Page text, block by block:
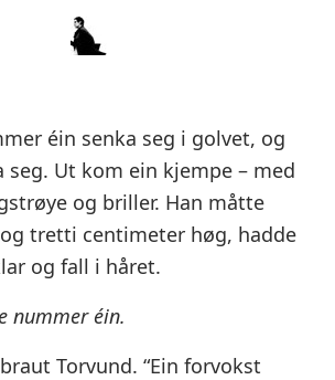
éin senka seg i golvet, og
seg. Ut kom ein kjempe – med
og briller. Han måtte
tretti centimeter høg, hadde
og fall i håret.
nummer éin.
Torvund. “Ein forvokst